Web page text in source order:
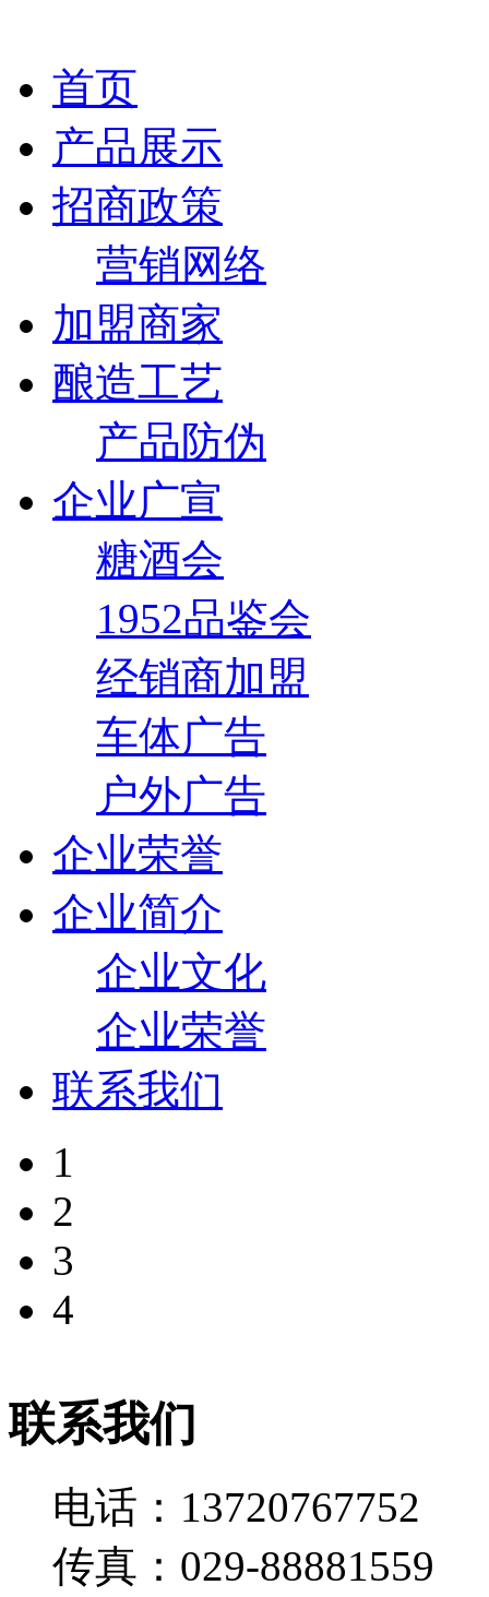
首页
产品展示
招商政策
营销网络
加盟商家
酿造工艺
产品防伪
企业广宣
糖酒会
1952品鉴会
经销商加盟
车体广告
户外广告
企业荣誉
企业简介
企业文化
企业荣誉
联系我们
1
2
3
4
联系我们
电话：13720767752
传真：029-88881559